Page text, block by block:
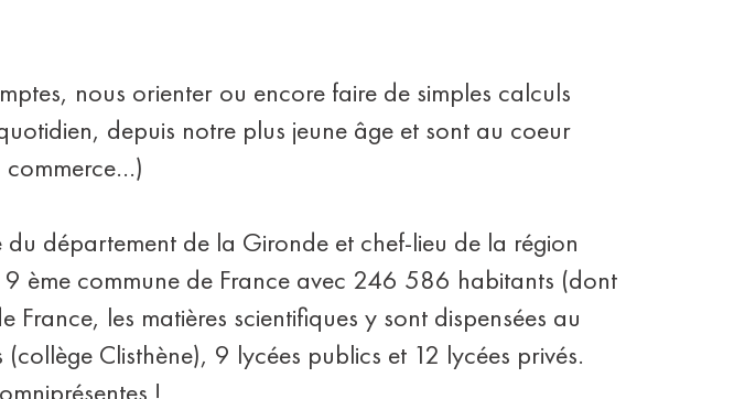
nous orienter ou encore faire de simples calculs
depuis notre plus jeune âge et sont au coeur
commerce…)
département de la Gironde et chef-lieu de la région
ème commune de France avec 246 586 habitants (dont
les matières scientifiques y sont dispensées au
Clisthène), 9 lycées publics et 12 lycées privés.
!